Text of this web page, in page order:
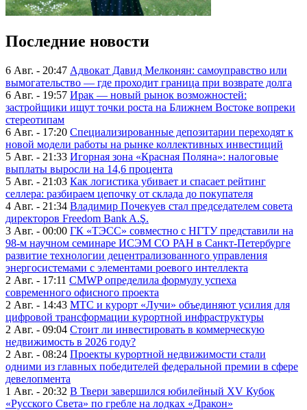
Последние новости
6 Авг. - 20:47 Адвокат Давид Мелконян: самоуправство или
вымогательство — где проходит граница при возврате долга
6 Авг. - 19:57 Ирак — новый рынок возможностей:
застройщики ищут точки роста на Ближнем Востоке вопреки
стереотипам
6 Авг. - 17:20 Специализированные депозитарии переходят к
новой модели работы на рынке коллективных инвестиций
5 Авг. - 21:33 Игорная зона «Красная Поляна»: налоговые
выплаты выросли на 14,6 процента
5 Авг. - 21:03 Как логистика убивает и спасает рейтинг
селлера: разбираем цепочку от склада до покупателя
4 Авг. - 21:34 Владимир Почекуев стал председателем совета
директоров Freedom Bank A.Ş.
3 Авг. - 00:00 ГК «ТЭСС» совместно с НГТУ представили на
98-м научном семинаре ИСЭМ СО РАН в Санкт-Петербурге
развитие технологии децентрализованного управления
энергосистемами с элементами роевого интеллекта
2 Авг. - 17:11 CMWP определила формулу успеха
современного офисного проекта
2 Авг. - 14:43 МТС и курорт «Лучи» объединяют усилия для
цифровой трансформации курортной инфраструктуры
2 Авг. - 09:04 Стоит ли инвестировать в коммерческую
недвижимость в 2026 году?
2 Авг. - 08:24 Проекты курортной недвижимости стали
одними из главных победителей федеральной премии в сфере
девелопмента
1 Авг. - 20:32 В Твери завершился юбилейный XV Кубок
«Русского Света» по гребле на лодках «Дракон»